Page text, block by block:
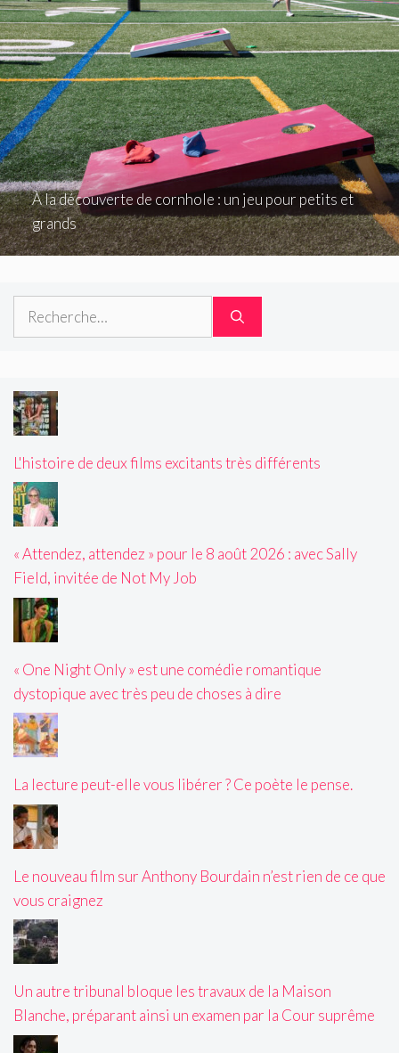
À la découverte de cornhole : un jeu pour petits et
grands
Rechercher :
L'histoire de deux films excitants très différents
« Attendez, attendez » pour le 8 août 2026 : avec Sally
Field, invitée de Not My Job
« One Night Only » est une comédie romantique
dystopique avec très peu de choses à dire
La lecture peut-elle vous libérer ? Ce poète le pense.
Le nouveau film sur Anthony Bourdain n’est rien de ce que
vous craignez
Un autre tribunal bloque les travaux de la Maison
Blanche, préparant ainsi un examen par la Cour suprême